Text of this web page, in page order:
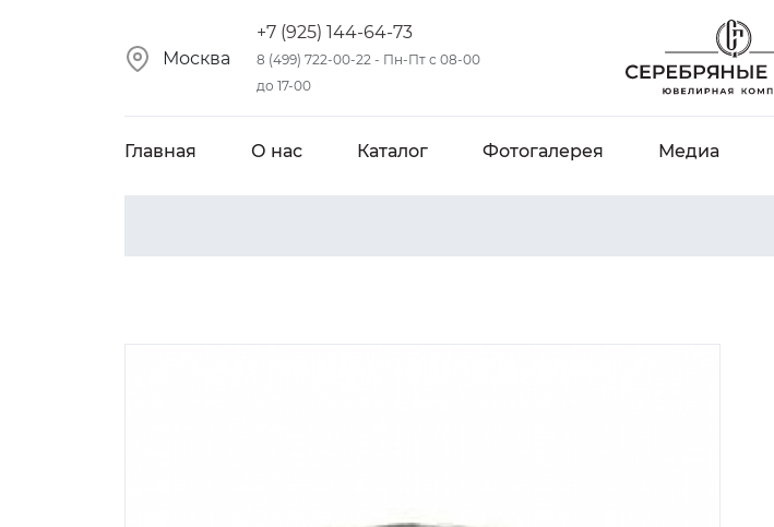
Москва
+7 (925) 144-64-73
8 (499) 722-00-22 - Пн-Пт с 08-00
до 17-00
Главная О нас Каталог Фотогалерея Медиа